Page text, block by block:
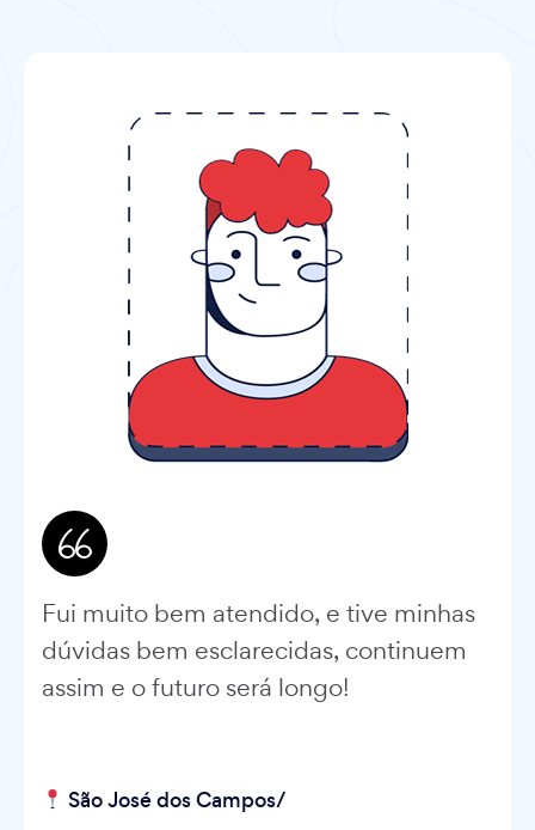
Fui muito bem atendido, e tive minhas
dúvidas bem esclarecidas, continuem
assim e o futuro será longo!
São José dos Campos/